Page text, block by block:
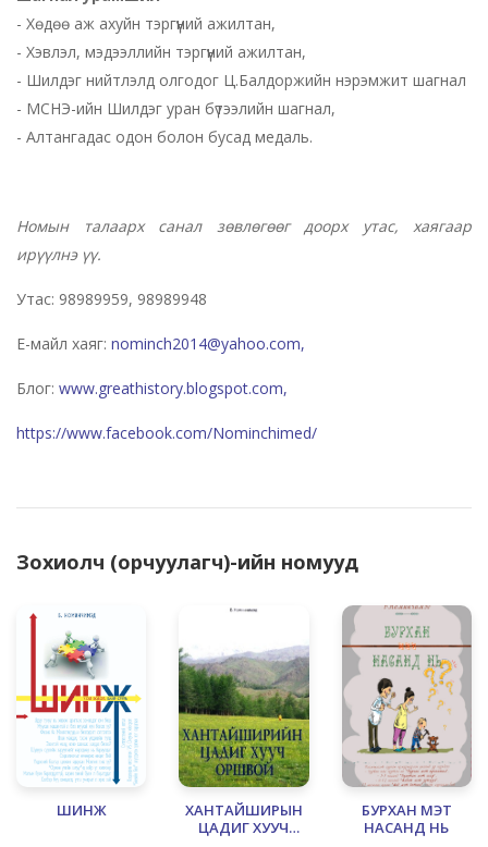
- Хөдөө аж ахуйн тэргүүний ажилтан,
- Хэвлэл, мэдээллийн тэргүүний ажилтан,
- Шилдэг нийтлэлд олгодог Ц.Балдоржийн нэрэмжит шагнал
- МСНЭ-ийн Шилдэг уран бүтээлийн шагнал,
- Алтангадас одон болон бусад медаль.
Номын талаарх санал зөвлөгөөг доорх утас, хаягаар
ирүүлнэ үү.
Утас: 98989959, 98989948
Е-майл хаяг: nominch2014@yahoo.com,
Блог: www.greathistory.blogspot.com,
https://www.facebook.com/Nominchimed/
Зохиолч (орчуулагч)-ийн номууд
ШИНЖ
ХАНТАЙШИРЫН
ЦАДИГ ХУУЧ
БУРХАН МЭТ
НАСАНД НЬ